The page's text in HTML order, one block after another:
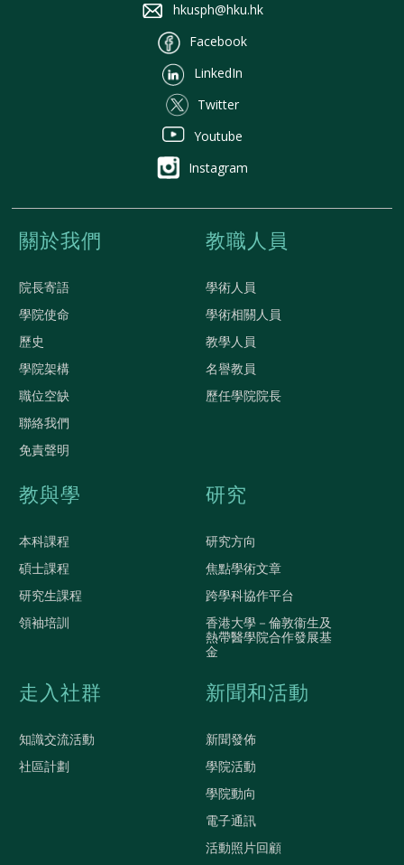
hkusph@hku.hk
Facebook
LinkedIn
Twitter
Youtube
Instagram
關於我們
院長寄語
學院使命
歷史
學院架構
職位空缺
聯絡我們
免責聲明
教職人員
學術人員
學術相關人員
教學人員
名譽教員
歷任學院院長
教與學
本科課程
碩士課程
研究生課程
領袖培訓
研究
研究方向
焦點學術文章
跨學科協作平台
香港大學－倫敦衞生及
熱帶醫學院合作發展基
金
走入社群
知識交流活動
社區計劃
新聞和活動
新聞發佈
學院活動
學院動向
電子通訊
活動照片回顧